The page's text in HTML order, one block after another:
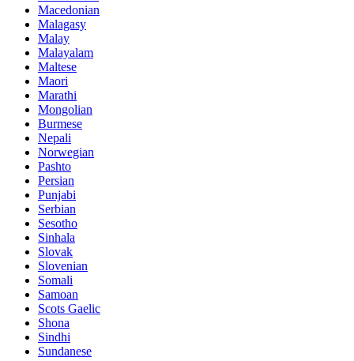
Macedonian
Malagasy
Malay
Malayalam
Maltese
Maori
Marathi
Mongolian
Burmese
Nepali
Norwegian
Pashto
Persian
Punjabi
Serbian
Sesotho
Sinhala
Slovak
Slovenian
Somali
Samoan
Scots Gaelic
Shona
Sindhi
Sundanese